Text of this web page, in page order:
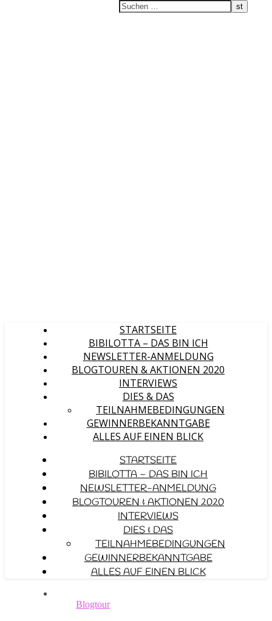
STARTSEITE
BIBILOTTA – DAS BIN ICH
NEWSLETTER-ANMELDUNG
BLOGTOUREN & AKTIONEN 2020
INTERVIEWS
DIES & DAS
TEILNAHMEBEDINGUNGEN
GEWINNERBEKANNTGABE
ALLES AUF EINEN BLICK
STARTSEITE
BIBILOTTA – DAS BIN ICH
NEWSLETTER-ANMELDUNG
BLOGTOUREN & AKTIONEN 2020
INTERVIEWS
DIES & DAS
TEILNAHMEBEDINGUNGEN
GEWINNERBEKANNTGABE
ALLES AUF EINEN BLICK
Blogtour